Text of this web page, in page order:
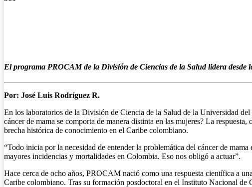
El programa PROCAM de la División de Ciencias de la Salud lidera
Por: José Luis Rodríguez R.
En los laboratorios de la División de Ciencia de la Salud de la Universidad
cáncer de mama se comporta de manera distinta en las mujeres? La
brecha histórica de conocimiento en el Caribe colombiano.
“Todo inicia por la necesidad de entender la problemática del cáncer de
mayores incidencias y mortalidades en Colombia. Eso nos obligó a actuar”.
Hace cerca de ocho años, PROCAM nació como una respuesta científica a
Caribe colombiano. Tras su formación posdoctoral en el Instituto Nacional de